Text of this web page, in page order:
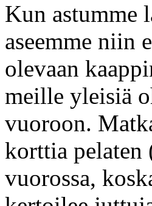
Kun astumme
aseemme niin
olevaan
meille yleisiä
vuoroon.
korttia pelaten
vuorossa,